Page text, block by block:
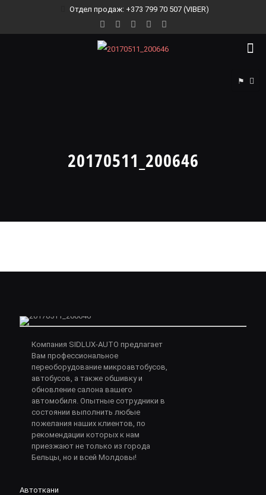
Отдел продаж: +373 799 70 507 (VIBER)
⚑
20170511_200646
Компания SIDLUX-AUTO предлагает
Вам профессиональное
переоборудование микроавтобусов,
автобусов, а также обшивку и
обновление салона вашего
автомобиля. Опытные сотрудники в
состоянии выполнить любые
пожелания наших клиентов, по
рекомендации которых к нам
приезжают не только из города
Бельцы, но и всей Молдовы!
Автоткани